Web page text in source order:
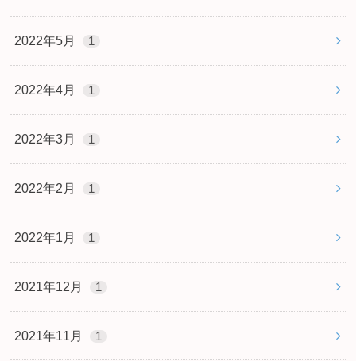
2022年5月 1
2022年4月 1
2022年3月 1
2022年2月 1
2022年1月 1
2021年12月 1
2021年11月 1